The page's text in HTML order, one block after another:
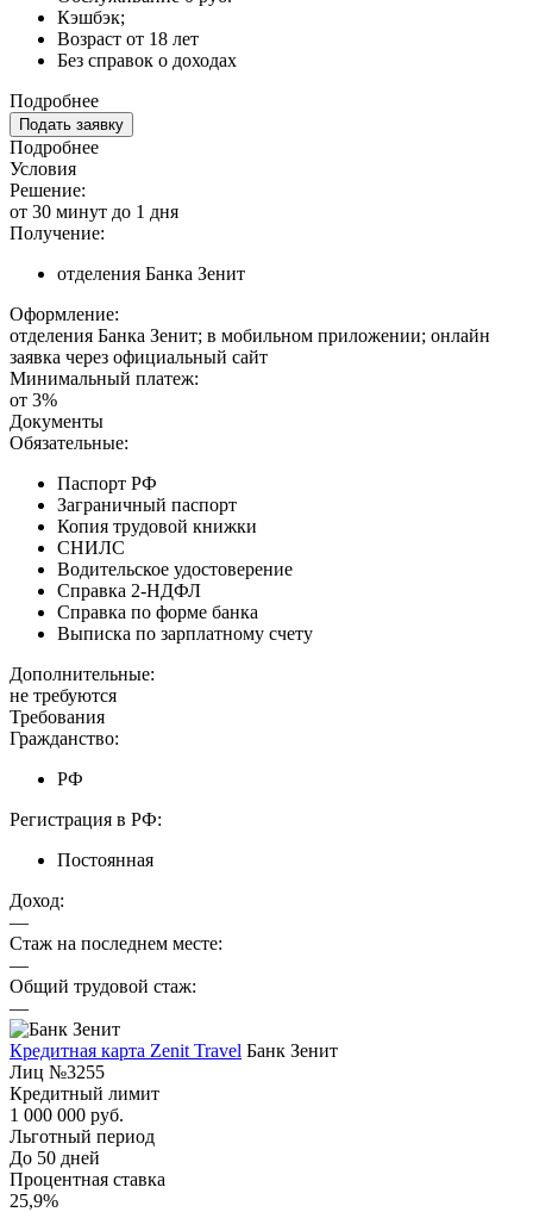
Кэшбэк;
Возраст от 18 лет
Без справок о доходах
Подробнее
Подать заявку
Подробнее
Условия
Решение:
от 30 минут до 1 дня
Получение:
отделения Банка Зенит
Оформление:
отделения Банка Зенит; в мобильном приложении; онлайн
заявка через официальный сайт
Минимальный платеж:
от 3%
Документы
Обязательные:
Паспорт РФ
Заграничный паспорт
Копия трудовой книжки
СНИЛС
Водительское удостоверение
Справка 2-НДФЛ
Справка по форме банка
Выписка по зарплатному счету
Дополнительные:
не требуются
Требования
Гражданство:
РФ
Регистрация в РФ:
Постоянная
Доход:
—
Стаж на последнем месте:
—
Общий трудовой стаж:
—
Кредитная карта Zenit Travel Банк Зенит
Лиц №3255
Кредитный лимит
1 000 000 руб.
Льготный период
До 50 дней
Процентная ставка
25,9%